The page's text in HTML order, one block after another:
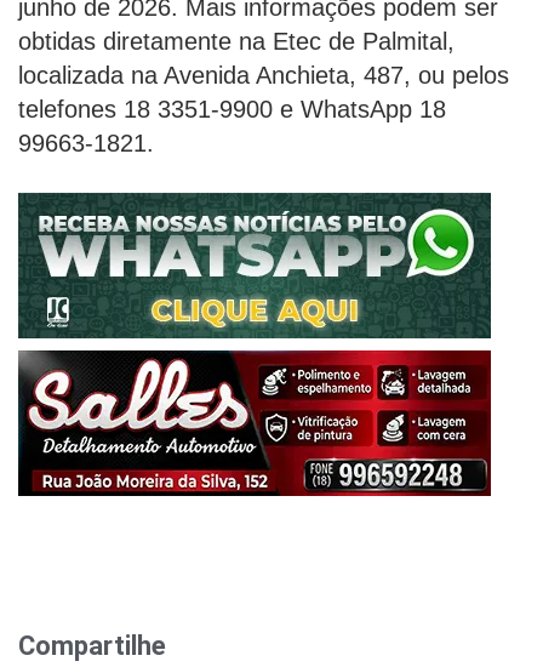
junho de 2026. Mais informações podem ser
obtidas diretamente na Etec de Palmital,
localizada na Avenida Anchieta, 487, ou pelos
telefones 18 3351-9900 e WhatsApp 18
99663-1821.
Compartilhe